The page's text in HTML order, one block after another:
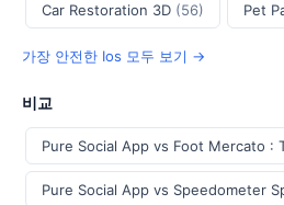
Car Restoration 3D (56) Pet
가장 안전한 Ios 모두 보기 →
비교
Pure Social App vs Foot Mercato :
Pure Social App vs Speedometer